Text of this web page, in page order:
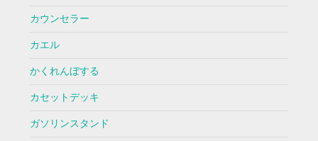
カウンセラー
カエル
かくれんぼする
カセットデッキ
ガソリンスタンド